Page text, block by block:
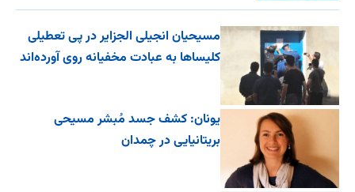
مسیحیان انجیلی الجزایر در پی تعطیلی
کلیساها به عبادت مخفیانه روی آورده‌اند
یونان: کشف جسد مُبشر مسیحی
بریتانیایی در چمدان